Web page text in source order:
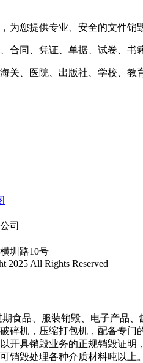
为您提供专业、安全的文件销
合同、凭证、单据、试卷、书
关、医院、出版社、学校、教
司
圳路10号
2025 All Rights Reserved
期食品、服装销毁、电子产品
碎机，压缩打包机，配备专
开具销毁业务的正规销毁证
销毁处理各种介质材料吨以